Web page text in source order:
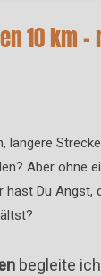
10 km
längere
Aber ohne
hast Du Angst,
begleite